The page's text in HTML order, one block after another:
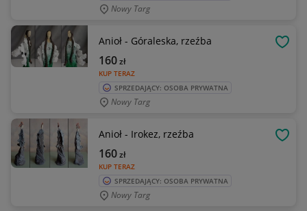
Nowy Targ
Anioł - Góraleska, rzeźba
KUP TERAZ
160zł
SPRZEDAJĄCY: OSOBA PRYWATNA
Nowy Targ
Anioł - Irokez, rzeźba
KUP TERAZ
160zł
SPRZEDAJĄCY: OSOBA PRYWATNA
Nowy Targ